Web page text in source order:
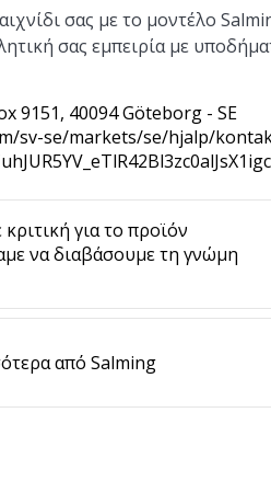
σας με το μοντέλο
σας εμπειρία με
9151, 40094 Göteborg - SE
sv-se/markets/se/hjalp/
για το προϊόν
κριτική για το προϊόν
να διαβάσουμε τη γνώμη
από Salming